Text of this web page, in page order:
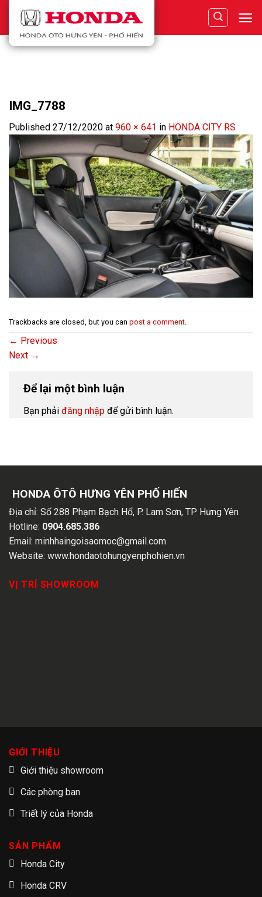
content
IMG_7788
Published 27/12/2020 at 960 × 641 in HONDA CITY RS
Trackbacks are closed, but you can post a comment
← Previous
Next →
Để lại một bình luận
Bạn phải đăng nhập để gửi bình luận.
HONDA ÔTÔ HƯNG YÊN PHỐ HIẾN
Địa chỉ: Số 288 Phạm Bạch Hổ, P. Lam Sơn, TP Hưng Yên
Hotline: 0904.685.386
Email: minhhaingoisaomoc@gmail.com
Website: www.hondaotohungyenphohien.vn
VỊ TRÍ SHOWROOM
GIỚI THIỆU
Giới thiệu showroom
Các phòng ban
Triết lý của Honda
SẢN PHẨM
Honda City
Honda CRV